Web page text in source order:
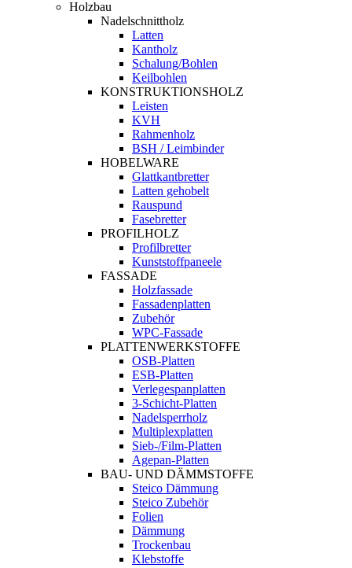
Holzbau
Nadelschnittholz
Latten
Kantholz
Schalung/Bohlen
Keilbohlen
KONSTRUKTIONSHOLZ
Leisten
KVH
Rahmenholz
BSH / Leimbinder
HOBELWARE
Glattkantbretter
Latten gehobelt
Rauspund
Fasebretter
PROFILHOLZ
Profilbretter
Kunststoffpaneele
FASSADE
Holzfassade
Fassadenplatten
Zubehör
WPC-Fassade
PLATTENWERKSTOFFE
OSB-Platten
ESB-Platten
Verlegespanplatten
3-Schicht-Platten
Nadelsperrholz
Multiplexplatten
Sieb-/Film-Platten
Agepan-Platten
BAU- UND DÄMMSTOFFE
Steico Dämmung
Steico Zubehör
Folien
Dämmung
Trockenbau
Klebstoffe